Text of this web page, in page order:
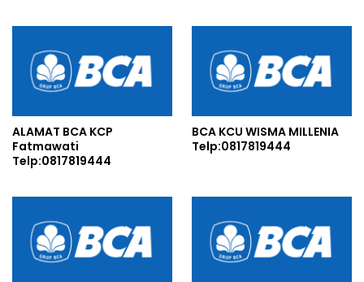
ALAMAT BCA KCP
Fatmawati
Telp:0817819444
BCA KCU WISMA MILLENIA
Telp:0817819444